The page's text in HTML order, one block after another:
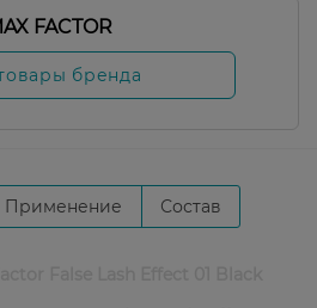
FACTOR
бренда
Применение Состав